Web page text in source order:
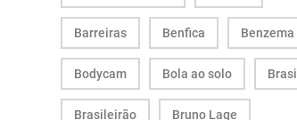
Barreiras Benfica Benzema
Bodycam Bola ao solo Brasil
Brasileirão Bruno Lage